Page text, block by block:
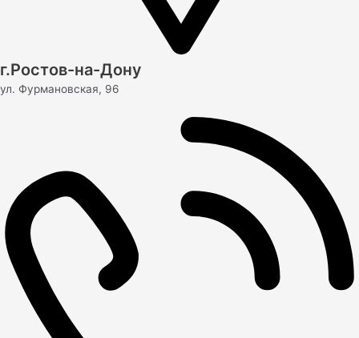
г.Ростов-на-Дону
ул. Фурмановская, 96